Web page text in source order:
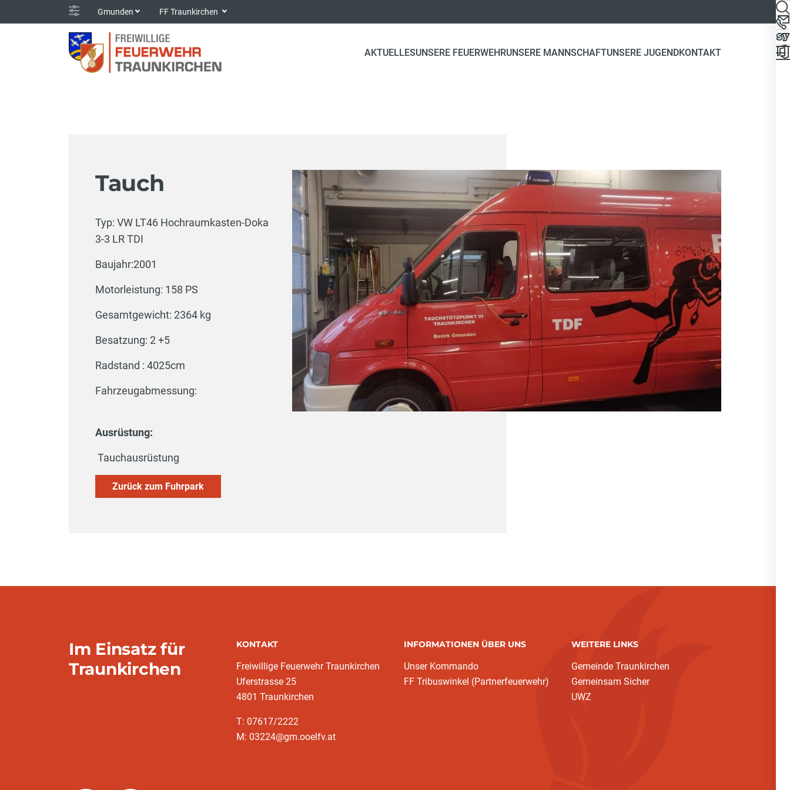
Gmunden FF Traunkirchen
AKTUELLESUNSERE FEUERWEHRUNSERE MANNSCHAFTUNSERE JUGENDKONTAKT
Tauch
Typ: VW LT46 Hochraumkasten-Doka
3-3 LR TDI
Baujahr:2001
Motorleistung: 158 PS
Gesamtgewicht: 2364 kg
Besatzung: 2 +5
Radstand : 4025cm
Fahrzeugabmessung:
Ausrüstung:
Tauchausrüstung
Zurück zum Fuhrpark
Im Einsatz für
Traunkirchen
KONTAKT
Freiwillige Feuerwehr Traunkirchen
Uferstrasse 25
4801 Traunkirchen
T: 07617/2222
M: 03224@gm.ooelfv.at
INFORMATIONEN ÜBER UNS
Unser Kommando
FF Tribuswinkel (Partnerfeuerwehr)
WEITERE LINKS
Gemeinde Traunkirchen
Gemeinsam Sicher
UWZ